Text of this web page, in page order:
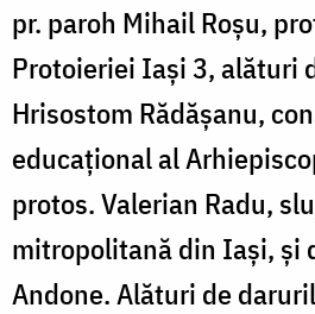
pr. paroh Mihail Roşu,
Protoieriei Iaşi 3, alături
Hrisostom Rădăşanu,
educaţional al
protos. Valerian Radu,
mitropolitană din Iaşi, şi
Andone. Alături de